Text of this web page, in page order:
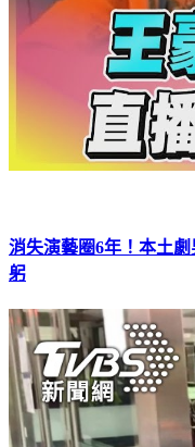
消失演藝圈6年！本土
躬